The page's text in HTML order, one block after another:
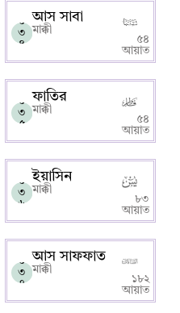
০
৩
৪
আস সাবা
মাক্কী
৫৪
আয়াত
০
৩
৫
ফাতির
মাক্কী
৫৪
আয়াত
০
৩
৬
ইয়াসিন
মাক্কী
৮৩
আয়াত
০
৩
৭
আস সাফফাত
মাক্কী
১৮২
আয়াত